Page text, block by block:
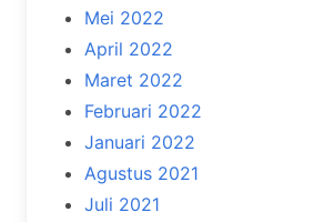
Mei 2022
April 2022
Maret 2022
Februari 2022
Januari 2022
Agustus 2021
Juli 2021